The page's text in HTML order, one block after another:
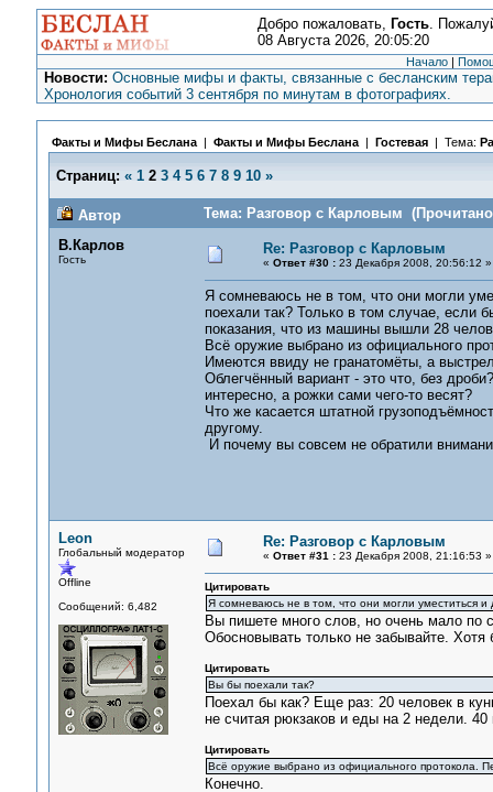
Добро пожаловать, Гость.
08 Августа 2026, 20:05:20
Начало |
Новости: Основные мифы и факты, связанные с бесланским
Хронология событий 3 сентября по минутам в фотографиях.
Факты и Мифы Беслана| Факты и Мифы Беслана| Гостевая | Тема:
Страниц: « 1 2 3 4 5 6 7 8 9 10 »
Автор
Тема: Разговор с Карловым (Прочитано
В.Карлов
Гость
Re: Разговор с Карловым
« Ответ #30 :23 Декабря 2008, 20:56:12 »
Я сомневаюсь не в том, что они могли
поехали так? Только в том случае, если
показания, что из машины вышли 28
Всё оружие выбрано из официального
Имеются ввиду не гранатомёты, а
Облегчённый вариант - это что, без
интересно, а рожки сами чего-то весят?
Что же касается штатной
другому.
И почему вы совсем не обратили
Leon
Глобальный модератор
Offline
Сообщений: 6,482
Re: Разговор с Карловым
« Ответ #31 :23 Декабря 2008, 21:16:53 »
Цитировать
Я сомневаюсь не в том, что они могли уместиться
Вы пишете много слов, но очень мало по
Обосновывать только не забывайте. Хотя
Цитировать
Вы бы поехали так?
Поехал бы как? Еще раз: 20 человек в
не считая рюкзаков и еды на 2 недели.
Цитировать
Всё оружие выбрано из официального протокола.
Конечно.